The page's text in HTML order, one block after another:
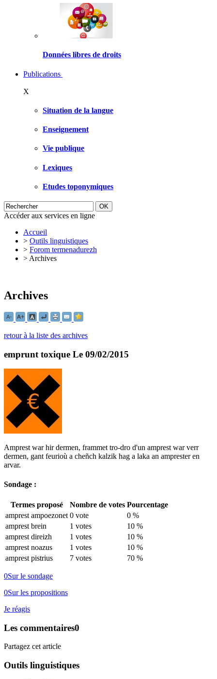
Données libres de droits
Publications
X
Situation de la langue
Enseignement
Vie publique
Lexiques
Etudes toponymiques
Accéder aux services en ligne
Accueil
> Outils linguistiques
> Forom termenadurezh
> Archives
Archives
retour à la liste des archives
emprunt toxique Le 09/02/2015
Amprest war hir dermen, frammet tro-dro d'un amprest war verr
dermen, gant feurioù a cheñch kalzik hag a laka an amprester en
arvar.
Sondage :
Termes proposé Nombre de votes Pourcentage
amprest ampoezonet 0 vote
0 %
amprest brein
1 votes
10 %
amprest direizh
1 votes
10 %
amprest noazus
1 votes
10 %
amprest pistrius
7 votes 70 %
0Sur le sondage
0Sur les propositions
Je réagis
Les commentaires0
Partagez cet article
Outils linguistiques